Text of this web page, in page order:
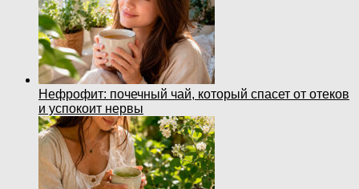
Нефрофит: почечный чай, который спасет от отеков
и успокоит нервы